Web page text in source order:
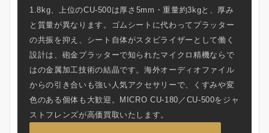
1.8kg、上位のCU-500は厚さ5mm・重量約3kgと、厚み
と質量が異なります。ゴムシートに代わってプラッター
の共振を抑え、シート自体がスタビライザーとして働く
設計は、砲金プラッターで知られたマイクロ精機ならで
はの金属加工技術の結晶です。海外オーディオファイル
からの引き合いも強い人気アクセサリーで、くすみや変
色のある個体も大歓迎。MICRO CU-180／CU-500をジャ
ストフレンズが高価買取いたします。